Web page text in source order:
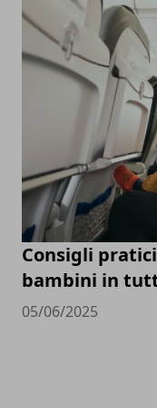
Consigli
bambini in
05/06/2025